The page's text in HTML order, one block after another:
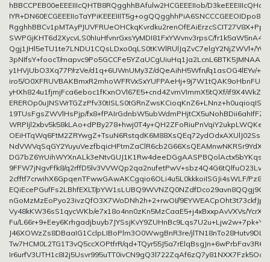
hBBCCPEB00eEEEIIIcQHTB8RQgghhBAfulw2HCGEEEIIob/
SWPGjKHT6d2XycvLS0hIuHfvnrGxsYyMDI81FxYWvnv3rpsC/
Qgj1JHl5eTU1te7LNDU1CQsLDxo0qLS0tKWlRUlJqZvC7elgY2NjZWVl+/
3pNIfsY+foocT/
y1HVjUbO3Xq77P/rzVe/d1q+6UWnUMy3Z/dQeAihH5Wfn//q1asOG4lEYv/+/
iro5/
yHXh824u1fjmjFca6eboc1fKxnOVl67E5+cnd4ZvmVImmX5tQXf/
19TUsFgsZWVlHsPjp/
9FFW7jNgvFfk8/
2cfftf7crwihX6GpqenTFwwGAwAKCgqio6OLi4u5L0kkkoiISGJi4sWLF/
EQiEcePGufFs2LBhfEXLT/
nGoMzMzEoPyo23ivzQfO3X7WoDNh2h+2+rwOI//
Vy48kKW36sS1qycWKb/e7x18o4nn0zKn5MzCaaE5+j4xBxxpAvVXVs/
Fu/
J46XOWzZs8DBaaIG1CclpLIBoPlm3O0WwgBnR3re/
Tw7HCM0L2TG1T3vQ5ccXOPtfrR/